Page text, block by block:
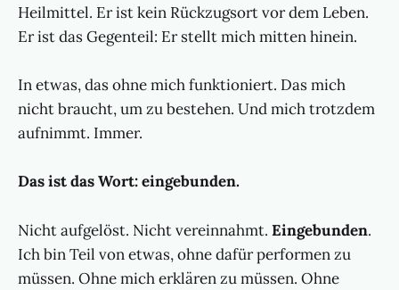
Heilmittel. Er ist kein Rückzugsort vor dem Leben.
Er ist das Gegenteil: Er stellt mich mitten hinein.
In etwas, das ohne mich funktioniert. Das mich
nicht braucht, um zu bestehen. Und mich trotzdem
aufnimmt. Immer.
Das ist das Wort: eingebunden.
Nicht aufgelöst. Nicht vereinnahmt. Eingebunden.
Ich bin Teil von etwas, ohne dafür performen zu
müssen. Ohne mich erklären zu müssen. Ohne